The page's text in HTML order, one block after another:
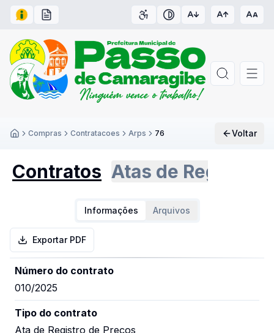
Acesso à Informação
Carta de Serviços Acessibilidade
Contraste
Compras Contratacoes Arps 76 Voltar
Contratos Atas de Registro
Informações Arquivos
Exportar PDF
Número do contrato
010/2025
Tipo do contrato
Ata de Registro de Preços